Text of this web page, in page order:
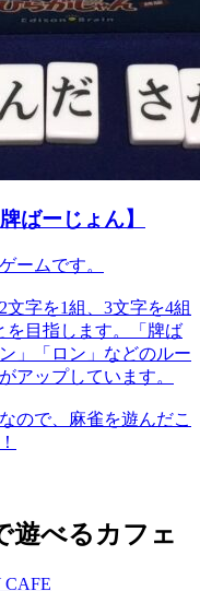
ばーじょん】
ームです。
字を1組、3文字を4組
を目指します。「牌ば
」「ロン」などのルー
アップしています。
ので、麻雀を遊んだこ
遊べるカフェ